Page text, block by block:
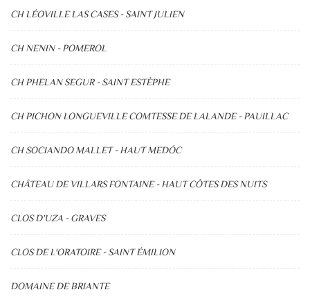
CH LÉOVILLE LAS CASES - SAINT JULIEN
CH NENIN - POMEROL
CH PHELAN SEGUR - SAINT ESTÈPHE
CH PICHON LONGUEVILLE COMTESSE DE LALANDE - PAUILLAC
CH SOCIANDO MALLET - HAUT MEDÓC
CHÂTEAU DE VILLARS FONTAINE - HAUT CÔTES DES NUITS
CLOS D'UZA - GRAVES
CLOS DE L'ORATOIRE - SAINT ÉMILION
DOMAINE DE BRIANTE